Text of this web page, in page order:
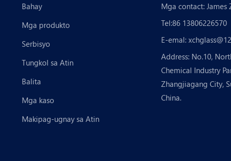
Bahay
Mga produkto
Serbisyo
Tungkol sa Atin
Balita
Mga kaso
Makipag-ugnay sa Atin
Mga contact: James
Tel:86 13806226570
E-emal:
Address: No.10,
Chemical Industry
Zhangjiagang City,
China.